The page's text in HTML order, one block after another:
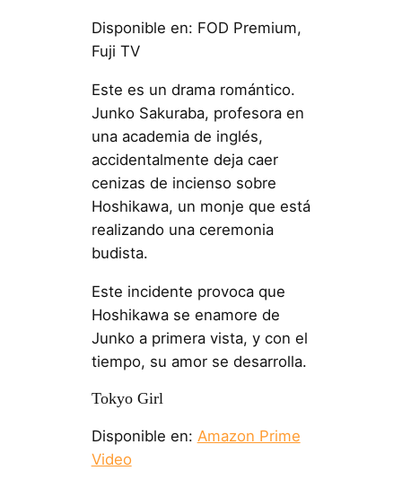
Disponible en: FOD Premium,
Fuji TV
Este es un drama romántico.
Junko Sakuraba, profesora en
una academia de inglés,
accidentalmente deja caer
cenizas de incienso sobre
Hoshikawa, un monje que está
realizando una ceremonia
budista.
Este incidente provoca que
Hoshikawa se enamore de
Junko a primera vista, y con el
tiempo, su amor se desarrolla.
Tokyo Girl
Disponible en: Amazon Prime
Video